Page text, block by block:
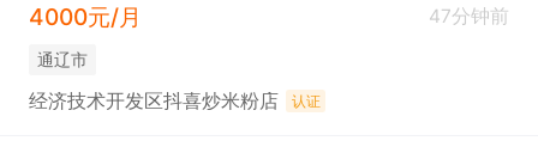
4000元/月
47分钟前
通辽市
经济技术开发区抖喜炒米粉店 认证